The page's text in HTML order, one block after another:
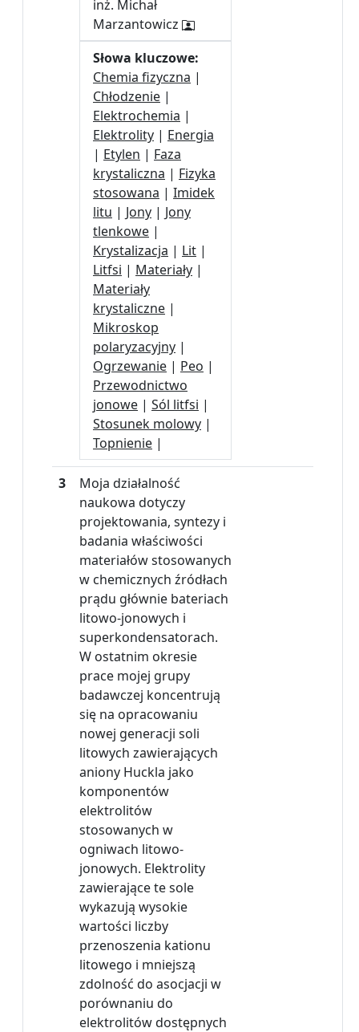
inż. Michał
Marzantowicz
Słowa kluczowe:
Chemia fizyczna |
Chłodzenie |
Elektrochemia |
Elektrolity | Energia
| Etylen | Faza
krystaliczna | Fizyka
stosowana | Imidek
litu | Jony | Jony
tlenkowe |
Krystalizacja | Lit |
Litfsi | Materiały |
Materiały
krystaliczne |
Mikroskop
polaryzacyjny |
Ogrzewanie | Peo |
Przewodnictwo
jonowe | Sól litfsi |
Stosunek molowy |
Topnienie |
3
Moja działalność
naukowa dotyczy
projektowania, syntezy i
badania właściwości
materiałów stosowanych
w chemicznych źródłach
prądu głównie bateriach
litowo-jonowych i
superkondensatorach.
W ostatnim okresie
prace mojej grupy
badawczej koncentrują
się na opracowaniu
nowej generacji soli
litowych zawierających
aniony Huckla jako
komponentów
elektrolitów
stosowanych w
ogniwach litowo-
jonowych. Elektrolity
zawierające te sole
wykazują wysokie
wartości liczby
przenoszenia kationu
litowego i mniejszą
zdolność do asocjacji w
porównaniu do
elektrolitów dostępnych